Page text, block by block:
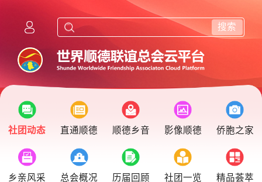
搜索
社团动态 直通顺德 顺德乡音 影像顺德 侨胞之家
乡亲风采 总会概况 历届回顾 社团一览 精品荟萃